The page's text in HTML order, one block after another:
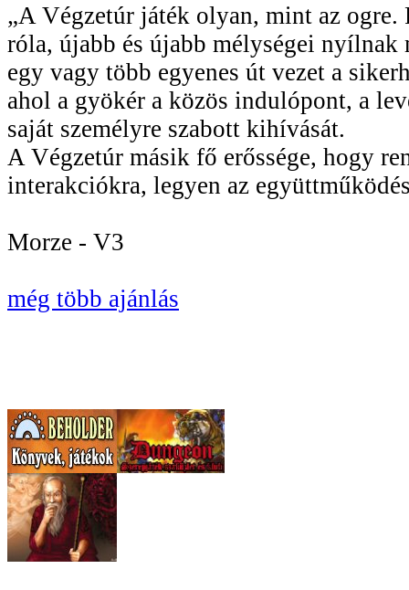
„A Végzetúr játék olyan, mint az
róla, újabb és újabb mélységei
egy vagy több egyenes út vezet a
ahol a gyökér a közös indulópont, a
saját személyre szabott kihívását.
A Végzetúr másik fő erőssége, hogy
interakciókra, legyen az
Morze - V3
még több ajánlás